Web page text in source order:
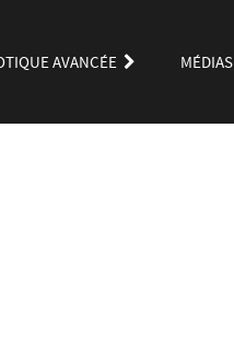
AVANCÉE MÉDIAS